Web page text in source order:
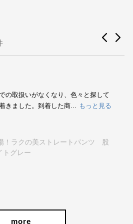
の取扱いがなくなり、色々と探して
きました。到着した商...
もっと見る
！ラクの美ストレートパンツ 股
トグレー
more